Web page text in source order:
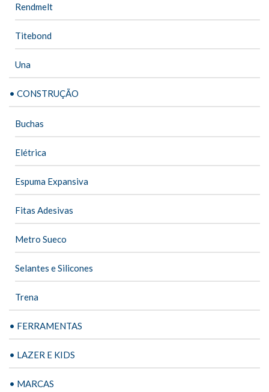
Rendmelt
Titebond
Una
• CONSTRUÇÃO
Buchas
Elétrica
Espuma Expansiva
Fitas Adesivas
Metro Sueco
Selantes e Silicones
Trena
• FERRAMENTAS
• LAZER E KIDS
• MARCAS